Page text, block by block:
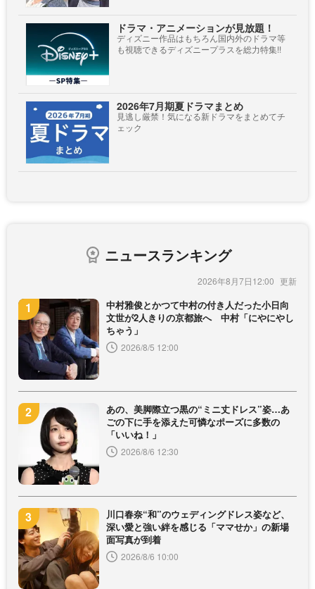
ドラマ・アニメーションが見放題！
ディズニー作品はもちろん国内外のドラマ等
も視聴できるディズニープラスを総力特集!!
2026年7月期夏ドラマまとめ
見逃し厳禁！気になる新ドラマをまとめてチ
ェック
ニュースランキング
2026年8月7日12:00
中村雅俊とかつて中村の付き人だった小日向
文世が2人きりの京都旅へ 中村「にやにやし
ちゃう」
2026/8/5 12:00
あの、美脚際立つ黒の“ミニ丈ドレス”姿…あ
ごの下に手を添えた可憐なポーズに多数の
「いいね！」
2026/8/6 12:30
川口春奈“和”のウェディングドレス姿など、
深い愛と強い絆を感じる「ママせか」の新場
面写真が到着
2026/8/6 10:00